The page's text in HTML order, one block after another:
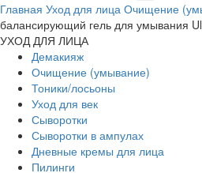
Главная Уход для лица Очищение
балансирующий гель для умывания
УХОД ДЛЯ ЛИЦА
Демакияж
Очищение (умывание)
Тоники/лосьоны
Уход для век
Сыворотки
Сыворотки в ампулах
Дневные кремы для лица
Пилинги